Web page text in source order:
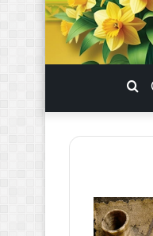
برای
تغییر
پوسته